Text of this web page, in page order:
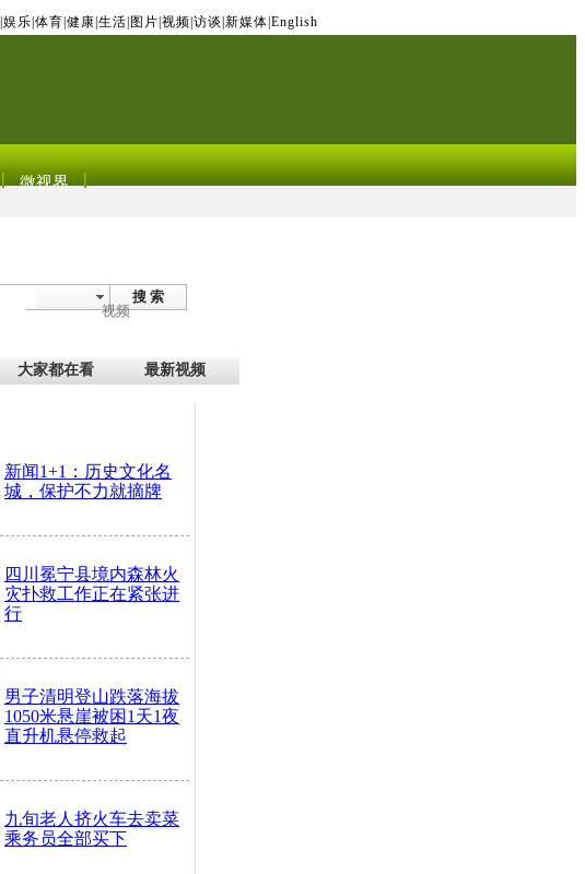
娱乐 体育 健康 生活 图片 视频 访谈 新媒体 English
微视界
搜 索
视频
大家都在看 最新视频
新闻1+1：历史文化名
城，保护不力就摘牌
四川冕宁县境内森林火
灾扑救工作正在紧张进
行
男子清明登山跌落海拔
1050米悬崖被困1天1夜
直升机悬停救起
九旬老人挤火车去卖菜
乘务员全部买下